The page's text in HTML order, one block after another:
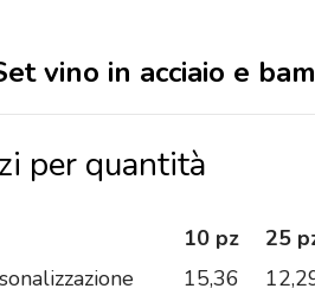
vino in acciaio e
per quantità
10 pz 25
15,36